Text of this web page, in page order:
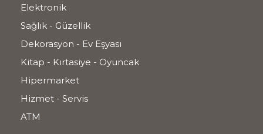
Elektronik
Sağlık - Güzellik
Dekorasyon - Ev Eşyası
Kitap - Kırtasiye - Oyuncak
Hipermarket
Hizmet - Servis
ATM